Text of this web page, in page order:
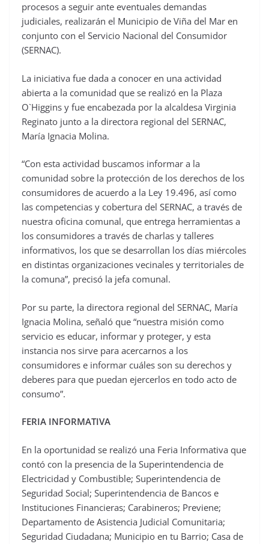
procesos a seguir ante eventuales demandas
judiciales, realizarán el Municipio de Viña del Mar en
conjunto con el Servicio Nacional del Consumidor
(SERNAC).
La iniciativa fue dada a conocer en una actividad
abierta a la comunidad que se realizó en la Plaza
O`Higgins y fue encabezada por la alcaldesa Virginia
Reginato junto a la directora regional del SERNAC,
María Ignacia Molina.
“Con esta actividad buscamos informar a la
comunidad sobre la protección de los derechos de los
consumidores de acuerdo a la Ley 19.496, así como
las competencias y cobertura del SERNAC, a través de
nuestra oficina comunal, que entrega herramientas a
los consumidores a través de charlas y talleres
informativos, los que se desarrollan los días miércoles
en distintas organizaciones vecinales y territoriales de
la comuna”, precisó la jefa comunal.
Por su parte, la directora regional del SERNAC, María
Ignacia Molina, señaló que “nuestra misión como
servicio es educar, informar y proteger, y esta
instancia nos sirve para acercarnos a los
consumidores e informar cuáles son su derechos y
deberes para que puedan ejercerlos en todo acto de
consumo”.
FERIA INFORMATIVA
En la oportunidad se realizó una Feria Informativa que
contó con la presencia de la Superintendencia de
Electricidad y Combustible; Superintendencia de
Seguridad Social; Superintendencia de Bancos e
Instituciones Financieras; Carabineros; Previene;
Departamento de Asistencia Judicial Comunitaria;
Seguridad Ciudadana; Municipio en tu Barrio; Casa de